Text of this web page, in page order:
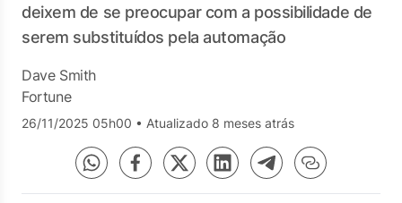
deixem de se preocupar com a possibilidade de
serem substituídos pela automação
Dave Smith
Fortune
26/11/2025 05h00 • Atualizado 8 meses atrás